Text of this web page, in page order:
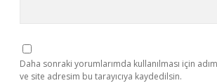
Daha sonraki yorumlarımda kullanılması için
ve site adresim bu tarayıcıya kaydedilsin.